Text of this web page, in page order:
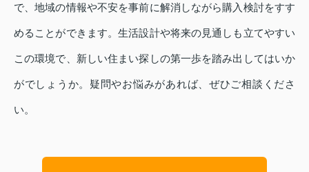
で、地域の情報や不安を事前に解消しながら購入検討をすす
めることができます。生活設計や将来の見通しも立てやすい
この環境で、新しい住まい探しの第一歩を踏み出してはいか
がでしょうか。疑問やお悩みがあれば、ぜひご相談くださ
い。